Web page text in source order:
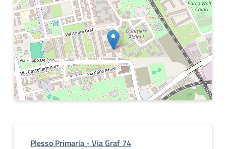
Plesso Primaria - Via Graf 74